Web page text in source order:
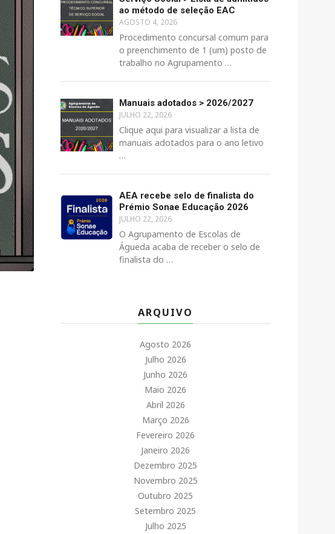
ao método de seleção EAC
AGOSTO 4, 2026
Procedimento concursal comum para
o preenchimento de 1 (um) posto de
trabalho no Agrupamento …
Manuais adotados > 2026/2027
JULHO 22, 2026
Clique aqui para visualizar a lista de
manuais adotados para o ano letivo
…
AEA recebe selo de finalista do
Prémio Sonae Educação 2026
JULHO 22, 2026
O Agrupamento de Escolas de
Águeda acaba de receber o selo de
finalista do …
ARQUIVO
Agosto 2026
Julho 2026
Junho 2026
Maio 2026
Abril 2026
Março 2026
Fevereiro 2026
Janeiro 2026
Dezembro 2025
Novembro 2025
Outubro 2025
Setembro 2025
Julho 2025